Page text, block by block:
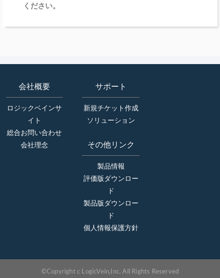
ください。
会社概要
ロジックベインサ
イト
総合お問い合わせ
会社理念
サポート
新規チケット作成
ソリューション
その他リンク
製品情報
評価版ダウンロー
ド
製品版ダウンロー
ド
個人情報保護方針
©Copyright c LogicVein,Inc. All Rights Reserved